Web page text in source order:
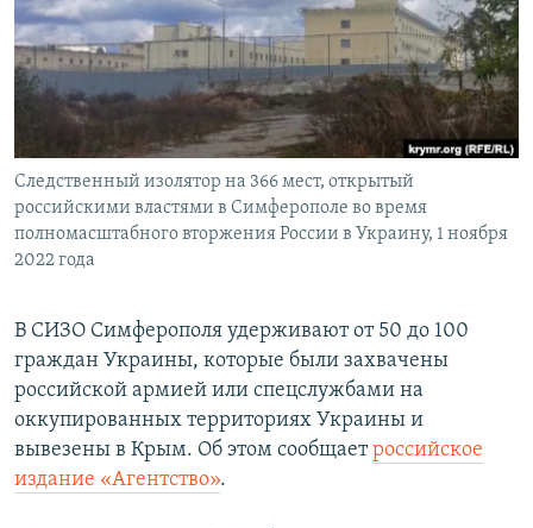
ПОБЕДИТЕЛЕЙ НЕ СУДЯТ?
КРЫМ.НЕПОКОРЕННЫЙ
ELIFBE
УКРАИНСКАЯ ПРОБЛЕМА КРЫМА
ПРИСОЕДИНЯЙТЕСЬ!
Все сайты RFE/RL
Следственный изолятор на 366 мест, открытый
российскими властями в Симферополе во время
полномасштабного вторжения России в Украину, 1 ноября
2022 года
В СИЗО Симферополя удерживают от 50 до 100
граждан Украины, которые были захвачены
российской армией или спецслужбами на
оккупированных территориях Украины и
вывезены в Крым. Об этом сообщаетроссийское
издание «Агентство».